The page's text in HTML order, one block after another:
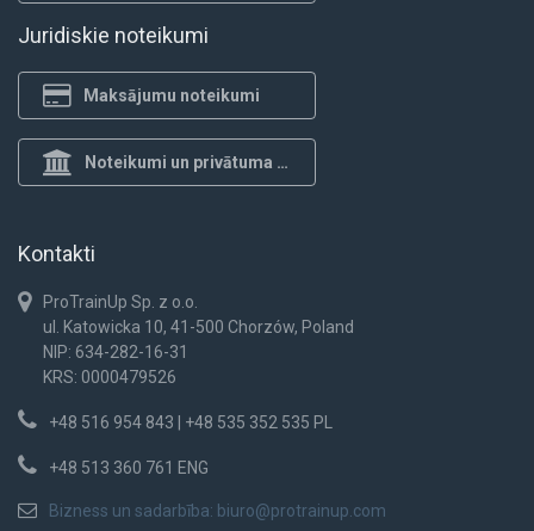
Juridiskie noteikumi
Maksājumu noteikumi
Noteikumi un privātuma politika
Kontakti
ProTrainUp Sp. z o.o.
ul. Katowicka 10, 41-500 Chorzów, Poland
NIP: 634-282-16-31
KRS: 0000479526
+48 516 954 843 | +48 535 352 535 PL
+48 513 360 761 ENG
Bizness un sadarbība: biuro@protrainup.com